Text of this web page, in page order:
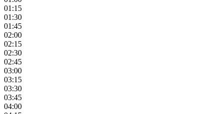
01:15
01:30
01:45
02:00
02:15
02:30
02:45
03:00
03:15
03:30
03:45
04:00